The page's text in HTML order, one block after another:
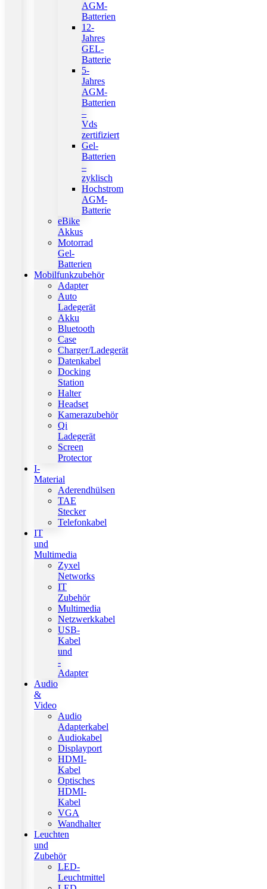
AGM-
Batterien
12-
Jahres
GEL-
Batterie
5-
Jahres
AGM-
Batterien
–
Vds
zertifiziert
Gel-
Batterien
–
zyklisch
Hochstrom
AGM-
Batterie
eBike
Akkus
Motorrad
Gel-
Batterien
Mobilfunkzubehör
Adapter
Auto
Ladegerät
Akku
Bluetooth
Case
Charger/Ladegerät
Datenkabel
Docking
Station
Halter
Headset
Kamerazubehör
Qi
Ladegerät
Screen
Protector
I-
Material
Aderendhülsen
TAE
Stecker
Telefonkabel
IT
und
Multimedia
Zyxel
Networks
IT
Zubehör
Multimedia
Netzwerkkabel
USB-
Kabel
und
-
Adapter
Audio
&
Video
Audio
Adapterkabel
Audiokabel
Displayport
HDMI-
Kabel
Optisches
HDMI-
Kabel
VGA
Wandhalter
Leuchten
und
Zubehör
LED-
Leuchtmittel